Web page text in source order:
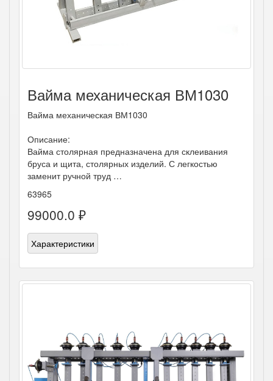
Вайма механическая ВМ1030
Вайма механическая ВМ1030
Описание:
Вайма столярная предназначена для склеивания
бруса и щита, столярных изделий. С легкостью
заменит ручной труд …
63965
99000.0 ₽
Характеристики